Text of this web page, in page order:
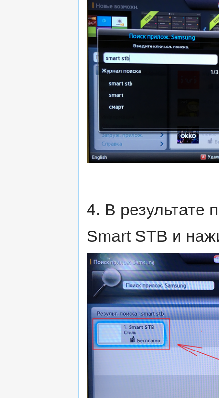
4. В результате
Smart STB и